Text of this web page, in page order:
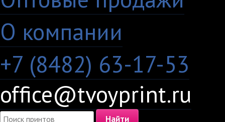
О компании
+7 (8482) 63-17-53
office@tvoyprint.ru